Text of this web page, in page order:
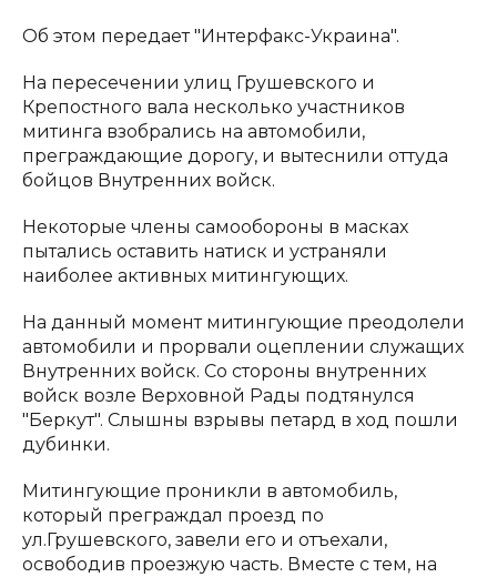
Об этом передает "Интерфакс-Украина".
На пересечении улиц Грушевского и
Крепостного вала несколько участников
митинга взобрались на автомобили,
преграждающие дорогу, и вытеснили оттуда
бойцов Внутренних войск.
Некоторые члены самообороны в масках
пытались оставить натиск и устраняли
наиболее активных митингующих.
На данный момент митингующие преодолели
автомобили и прорвали оцеплении служащих
Внутренних войск. Со стороны внутренних
войск возле Верховной Рады подтянулся
"Беркут". Слышны взрывы петард в ход пошли
дубинки.
Митингующие проникли в автомобиль,
который преграждал проезд по
ул.Грушевского, завели его и отъехали,
освободив проезжую часть. Вместе с тем, на